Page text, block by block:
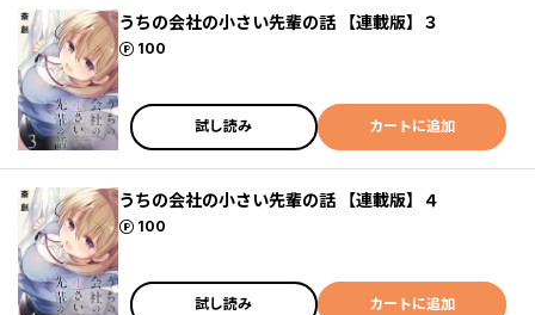
うちの会社の小さい先輩の話 【連載版】３
100
ポイント
試し読み カートに追加
うちの会社の小さい先輩の話 【連載版】４
100
ポイント
試し読み カートに追加